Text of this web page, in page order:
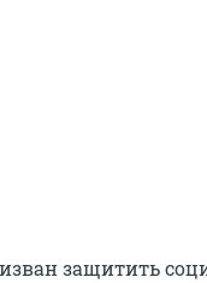
защитить